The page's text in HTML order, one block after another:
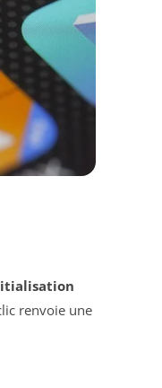
renvoie une